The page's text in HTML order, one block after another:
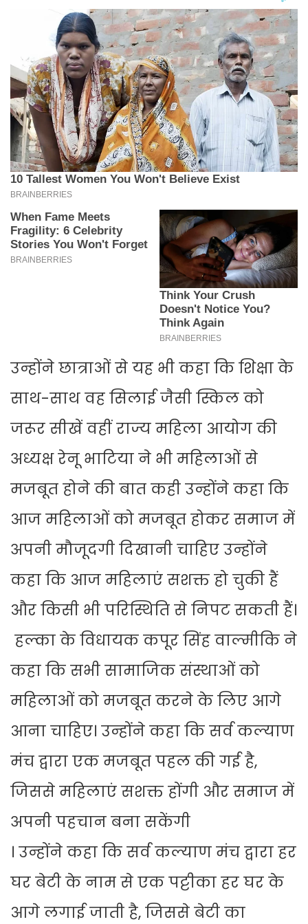
उन्होंने छात्राओं से यह भी कहा कि शिक्षा के
साथ-साथ वह सिलाई जैसी स्किल को
जरूर सीखें वहीं राज्य महिला आयोग की
अध्यक्ष रेनू भाटिया ने भी महिलाओं से
मजबूत होने की बात कही उन्होंने कहा कि
आज महिलाओं को मजबूत होकर समाज में
अपनी मौजूदगी दिखानी चाहिए उन्होंने
कहा कि आज महिलाएं सशक्त हो चुकी हैं
और किसी भी परिस्थिति से निपट सकती हैं।
हल्का के विधायक कपूर सिंह वाल्मीकि ने
कहा कि सभी सामाजिक संस्थाओं को
महिलाओं को मजबूत करने के लिए आगे
आना चाहिए। उन्होंने कहा कि सर्व कल्याण
मंच द्वारा एक मजबूत पहल की गई है,
जिससे महिलाएं सशक्त होंगी और समाज में
अपनी पहचान बना सकेंगी
। उन्होंने कहा कि सर्व कल्याण मंच द्वारा हर
घर बेटी के नाम से एक पट्टीका हर घर के
आगे लगाई जाती है, जिससे बेटी का